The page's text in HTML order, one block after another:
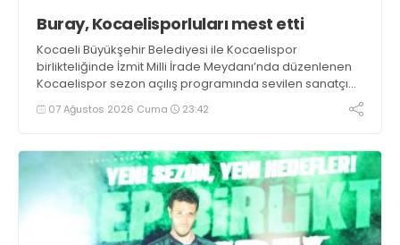
Buray, Kocaelisporluları mest etti
Kocaeli Büyükşehir Belediyesi ile Kocaelispor
birlikteliğinde İzmit Milli İrade Meydanı’nda düzenlenen
Kocaelispor sezon açılış programında sevilen sanatçı
Buray, verdiği konserle meydanı inletti.
07 Ağustos 2026 Cuma 23:42